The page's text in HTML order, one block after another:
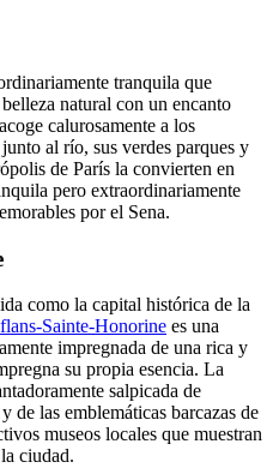
tranquila que
natural con un encanto
calurosamente a los
al río, sus verdes parques y
de París la convierten en
pero extraordinariamente
por el Sena.
como la capital histórica de la
Sainte-Honorine es una
impregnada de una rica y
su propia esencia. La
salpicada de
de las emblemáticas barcazas de
museos locales que muestran
ciudad.